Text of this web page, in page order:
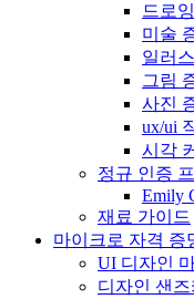
드로
미술
일러
그림
사진
ux/ui
시각
정규 인증
Emily
재료 가이드
마이크로 자격 증
UI 디자인
디자인 샌